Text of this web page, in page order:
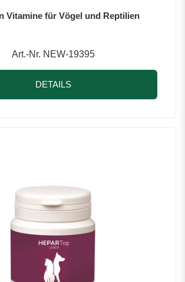
Vitamine für Vögel und Reptilien
Art.-Nr. NEW-19395
DETAILS